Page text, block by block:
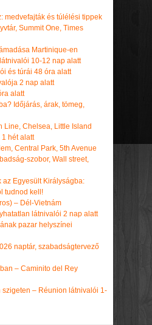
medvefajták és túlélési tippek
Summit One, Times
Martinique-en
10-12 nap alatt
és túrái 48 óra alatt
2 nap alatt
alatt
Időjárás, árak, tömeg,
Line, Chelsea, Little Island
hét alatt
Central Park, 5th Avenue
szobor, Wall street,
az Egyesült Királyságba:
tudnod kell!
– Dél-Vietnám
látnivalói 2 nap alatt
pazar helyszínei
naptár, szabadságtervező
– Caminito del Rey
– Réunion látnivalói 1-